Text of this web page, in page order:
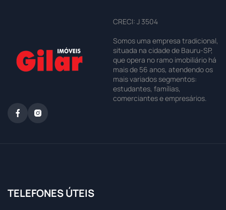
CRECI: J 3504
Somos uma empresa tradicional,
situada na cidade de Bauru-SP,
que opera no ramo imobiliário há
mais de 56 anos, atendendo os
mais variados segmentos:
estudantes, famílias,
comerciantes e empresários.
TELEFONES ÚTEIS